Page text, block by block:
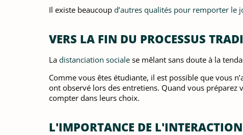
Il existe beaucoup d’autres qualités pour remporter le
VERS LA FIN DU PROCESSUS
La distanciation sociale se mêlant sans doute à la
Comme vous êtes étudiante, il est possible que vous
ont observé lors des entretiens. Quand vous
compter dans leurs choix.
L'IMPORTANCE DE